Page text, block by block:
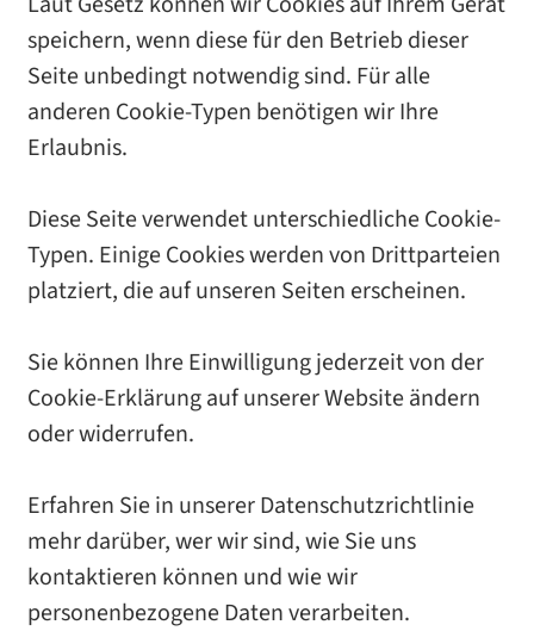
speichern, wenn diese für den Betrieb dieser
Seite unbedingt notwendig sind. Für alle
anderen Cookie-Typen benötigen wir Ihre
Erlaubnis.
Diese Seite verwendet unterschiedliche Cookie-
Typen. Einige Cookies werden von Drittparteien
platziert, die auf unseren Seiten erscheinen.
Sie können Ihre Einwilligung jederzeit von der
Cookie-Erklärung auf unserer Website ändern
oder widerrufen.
Erfahren Sie in unserer Datenschutzrichtlinie
mehr darüber, wer wir sind, wie Sie uns
kontaktieren können und wie wir
personenbezogene Daten verarbeiten.